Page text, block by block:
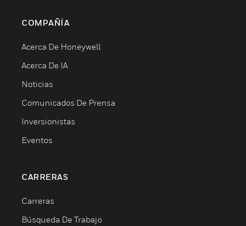
COMPAÑÍA
Acerca De Honeywell
Acerca De IA
Noticias
Comunicados De Prensa
Inversionistas
Eventos
CARRERAS
Carreras
Búsqueda De Trabajo